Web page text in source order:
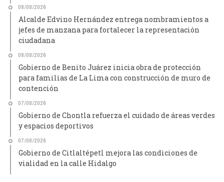
08/08/2026
Alcalde Edvino Hernández entrega nombramientos a
jefes de manzana para fortalecer la representación
ciudadana
08/08/2026
Gobierno de Benito Juárez inicia obra de protección
para familias de La Lima con construcción de muro de
contención
07/08/2026
Gobierno de Chontla refuerza el cuidado de áreas verdes
y espacios deportivos
07/08/2026
Gobierno de Citlaltépetl mejora las condiciones de
vialidad en la calle Hidalgo